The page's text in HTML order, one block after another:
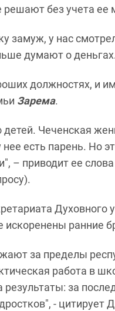
без учета ее
у нас
думают о
должностях, и им
Зарема.
Чеченская
есть парень. Но
– приводит ее
искоренены ранние
за пределы
работа в
за
- цитирует